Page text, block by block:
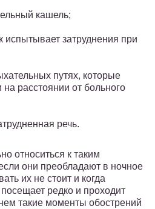
кашель;
затруднения при
путях, которые
расстоянии от больного
речь.
относиться к таким
они преобладают в ночное
их не стоит и когда
редко и проходит
такие моменты обострений